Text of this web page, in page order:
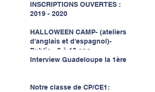
INSCRIPTIONS OUVERTES :
2019 - 2020
HALLOWEEN CAMP- (ateliers
d'anglais et d'espagnol)-
Public : 3 à 10 ans
Interview Guadeloupe la 1ère
Notre classe de CP/CE1: